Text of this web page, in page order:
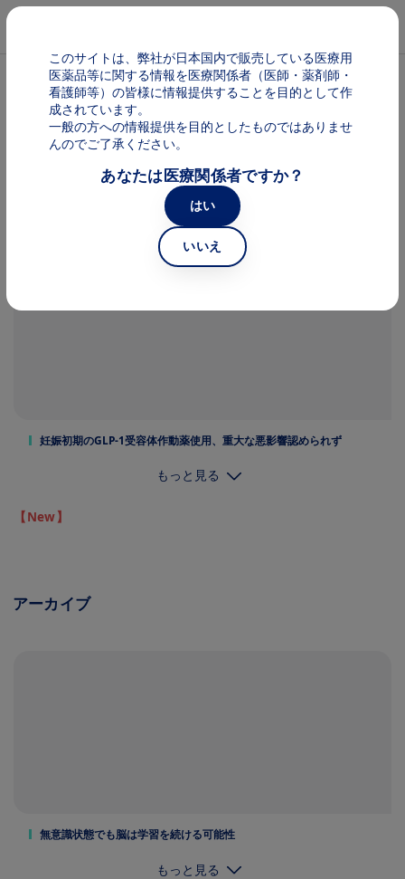
メインコンテンツに移動
パンくず
医療サポート
耳で聞く医療情報
妊娠初期のGLP-1受容体作動薬使用、重大な悪影響認められず
もっと見る
【New】
アーカイブ
無意識状態でも脳は学習を続ける可能性
もっと見る
このサイトは、弊社が日本国内で販売している医療用
医薬品等に関する情報を医療関係者（医師・薬剤師・
看護師等）の皆様に情報提供することを目的として作
成されています。
一般の方への情報提供を目的としたものではありませ
んのでご了承ください。
あなたは医療関係者ですか？
はい
いいえ